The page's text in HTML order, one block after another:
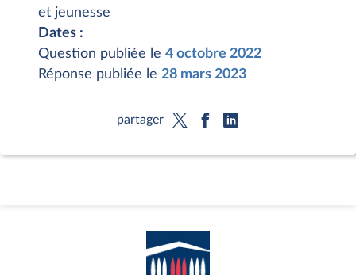
et jeunesse
Dates :
Question publiée le 4 octobre 2022
Réponse publiée le 28 mars 2023
partager